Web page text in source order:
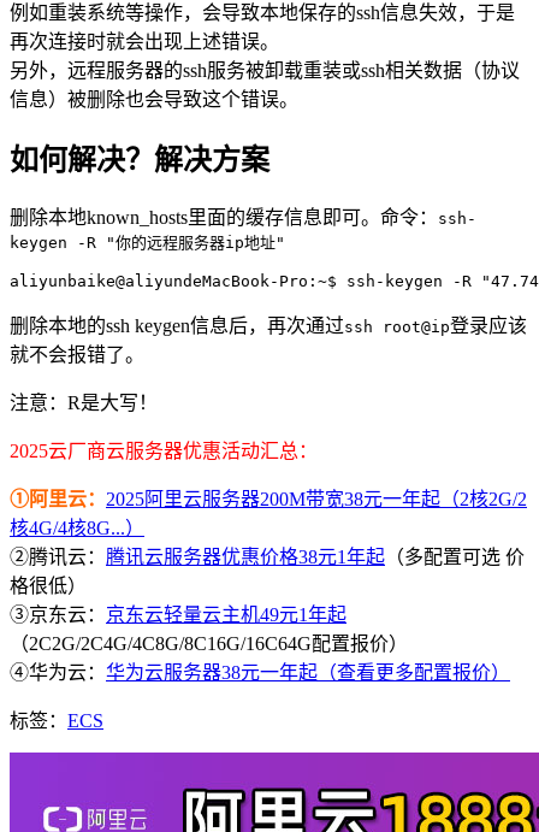
例如重装系统等操作，会导致本地保存的ssh信息失效，于是
再次连接时就会出现上述错误。
另外，远程服务器的ssh服务被卸载重装或ssh相关数据（协议
信息）被删除也会导致这个错误。
如何解决？解决方案
删除本地known_hosts里面的缓存信息即可。命令：
ssh-
keygen -R "你的远程服务器ip地址"
aliyunbaike@aliyundeMacBook-Pro:~$ ssh-keygen -R
删除本地的ssh keygen信息后，再次通过ssh root@ip登录应该
就不会报错了。
注意：R是大写！
2025云厂商云服务器优惠活动汇总：
①阿里云： 2025阿里云服务器200M带宽38元一年起（2核2G/2
核4G/4核8G...）
②腾讯云： 腾讯云服务器优惠价格38元1年起 （多配置可选 价
格很低）
③京东云： 京东云轻量云主机49元1年起
（2C2G/2C4G/4C8G/8C16G/16C64G配置报价）
④华为云： 华为云服务器38元一年起（查看更多配置报价）
标签： ECS